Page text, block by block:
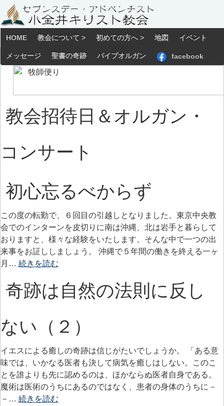
HOME 教会について > 初めての方へ > 地図 イベント
メッセージ 聖書の奇跡 パイプオルガン facebook
教会招待日＆オルガン・
コンサート
初心忘るべからず
この度の転勤で、６回目の引越しとなりました。東京中央教
会でのインターンを皮切りに南は沖縄、北は岩手と暮らして
おりますと、様々な経験をいたします。そんな中で一つの出
来事をお証ししましょう。 沖縄で５年間の働きを終える一ヶ
月… 続きを読む
奇跡は自然の法則に反し
ない（２）
イエスによる癒しの奇跡は信じがたいでしょうか。 「ある意
味では、いかなる医者も決して病気を癒しはしない。このこ
とを誰よりも先に認めるのは、ほかならぬ医者自身である。
魔術は医術のうちにあるのではなく、患者の身体のうちに－
－… 続きを読む